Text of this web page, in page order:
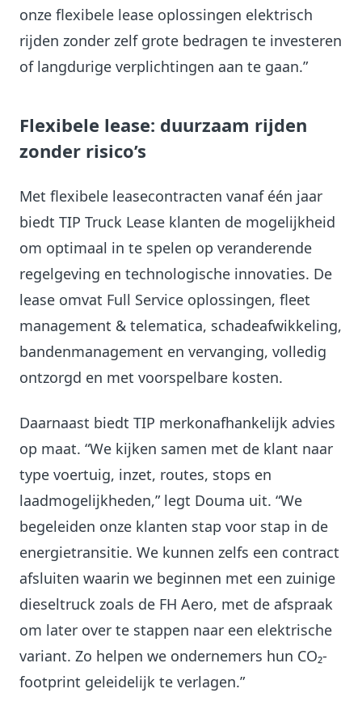
onze flexibele lease oplossingen elektrisch
rijden zonder zelf grote bedragen te investeren
of langdurige verplichtingen aan te gaan.”
Flexibele lease: duurzaam rijden
zonder risico’s
Met flexibele leasecontracten vanaf één jaar
biedt TIP Truck Lease klanten de mogelijkheid
om optimaal in te spelen op veranderende
regelgeving en technologische innovaties. De
lease omvat Full Service oplossingen, fleet
management & telematica, schadeafwikkeling,
bandenmanagement en vervanging, volledig
ontzorgd en met voorspelbare kosten.
Daarnaast biedt TIP merkonafhankelijk advies
op maat. “We kijken samen met de klant naar
type voertuig, inzet, routes, stops en
laadmogelijkheden,” legt Douma uit. “We
begeleiden onze klanten stap voor stap in de
energietransitie. We kunnen zelfs een contract
afsluiten waarin we beginnen met een zuinige
dieseltruck zoals de FH Aero, met de afspraak
om later over te stappen naar een elektrische
variant. Zo helpen we ondernemers hun CO₂-
footprint geleidelijk te verlagen.”